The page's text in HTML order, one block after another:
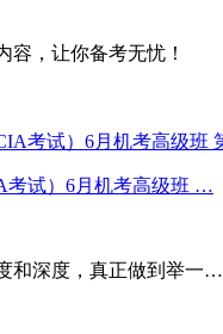
容，让你备考无忧！
考试）6月机考高级班 …
和深度，真正做到举一…